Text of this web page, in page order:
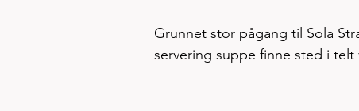
Grunnet stor pågang til Sola
servering suppe finne sted i